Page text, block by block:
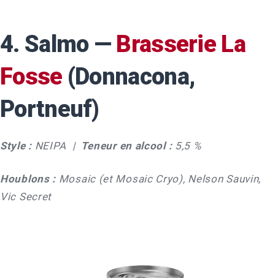
4. Salmo — Brasserie La
Fosse (Donnacona,
Portneuf)
Style : NEIPA | Teneur en alcool : 5,5 %
Houblons : Mosaic (et Mosaic Cryo), Nelson Sauvin,
Vic Secret